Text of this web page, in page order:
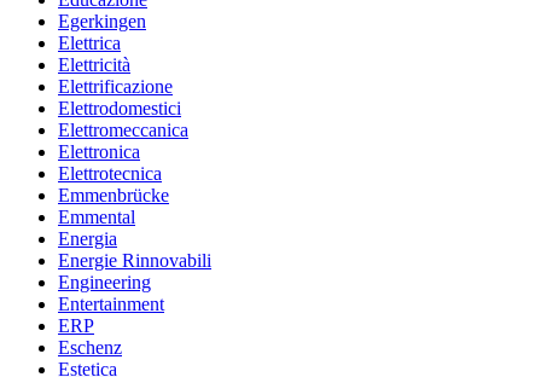
Egerkingen
Elettrica
Elettricità
Elettrificazione
Elettrodomestici
Elettromeccanica
Elettronica
Elettrotecnica
Emmenbrücke
Emmental
Energia
Energie Rinnovabili
Engineering
Entertainment
ERP
Eschenz
Estetica